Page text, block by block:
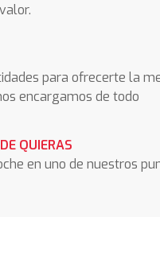
para ofrecerte la
encargamos de todo
QUIERAS
en uno de nuestros